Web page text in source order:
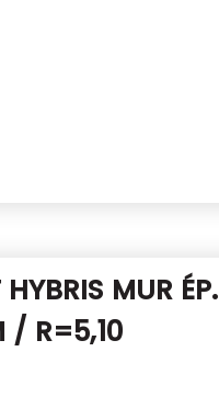
MUR ÉP.
/ R=5,10